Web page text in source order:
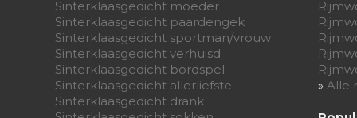
Sinterklaasgedicht moeder
Sinterklaasgedicht paardengek
Sinterklaasgedicht sportman/vrouw
Sinterklaasgedicht verhuisd
Sinterklaasgedicht bordspel
Sinterklaasgedicht allerliefste
Sinterklaasgedicht drank
» Alle